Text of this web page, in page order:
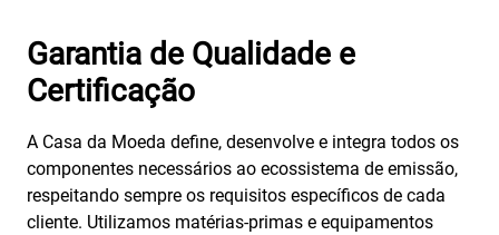
Garantia de Qualidade e
Certificação
A Casa da Moeda define, desenvolve e integra todos os
componentes necessários ao ecossistema de emissão,
respeitando sempre os requisitos específicos de cada
cliente. Utilizamos matérias-primas e equipamentos